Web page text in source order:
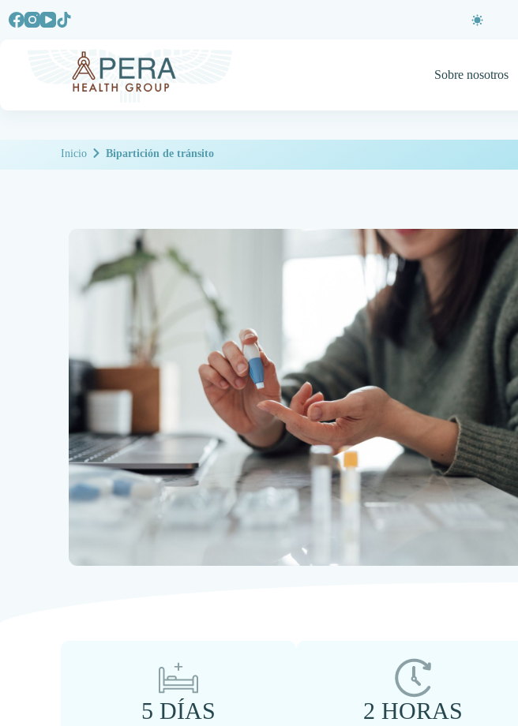
Sobre nosotros
Inicio Bipartición de tránsito
5 DÍAS 2 HORAS